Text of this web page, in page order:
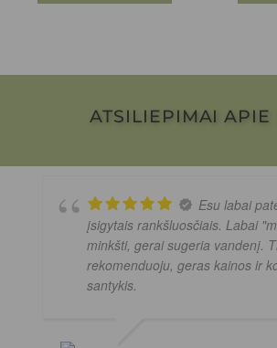
ATSILIEPIMAI APIE
Esu labai
įsigytais rankšluosčiais. Labai
minkšti, gerai sugeria vandenį.
rekomenduoju, geras kainos ir
santykis.